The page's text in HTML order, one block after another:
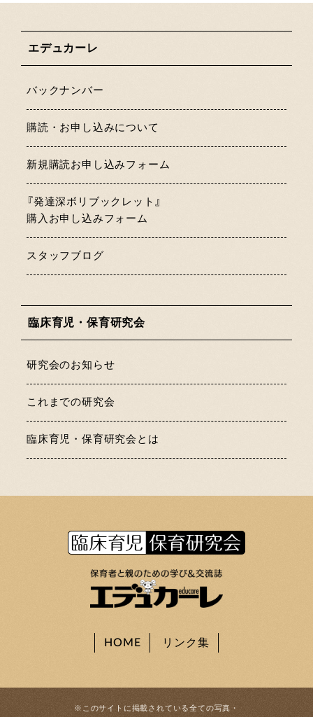
エデュカーレ
バックナンバー
購読・お申し込みについて
新規購読お申し込みフォーム
『発達深ボリブックレット』
購入お申し込みフォーム
スタッフブログ
臨床育児・保育研究会
研究会のお知らせ
これまでの研究会
臨床育児・保育研究会とは
HOME リンク集
※このサイトに掲載されている全ての写真・